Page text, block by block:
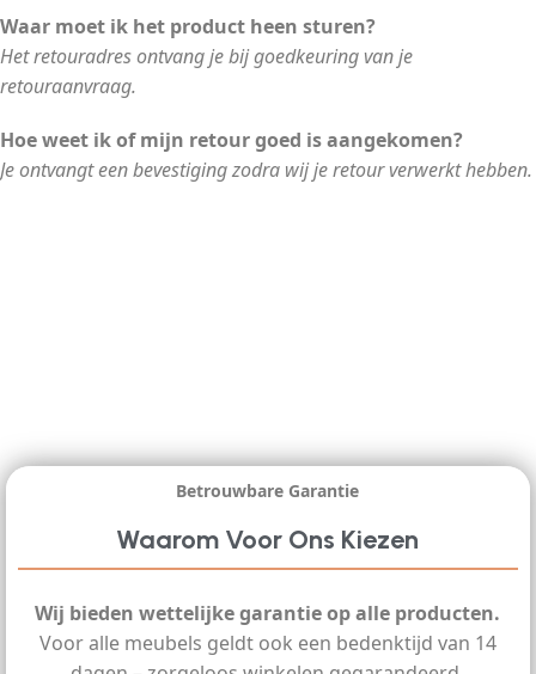
Waar moet ik het product heen sturen?
Het retouradres ontvang je bij goedkeuring van je
retouraanvraag.
Hoe weet ik of mijn retour goed is aangekomen?
Je ontvangt een bevestiging zodra wij je retour verwerkt hebben.
Betrouwbare Garantie
Waarom Voor Ons Kiezen
Wij bieden wettelijke garantie op alle producten.
Voor alle meubels geldt ook een bedenktijd van 14